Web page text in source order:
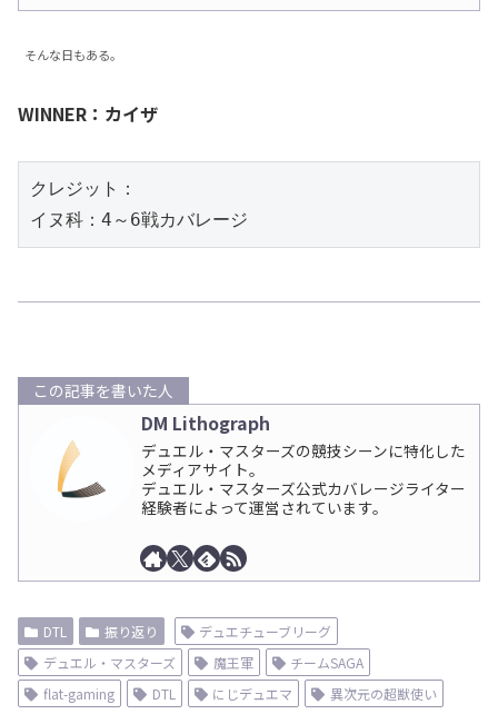
そんな日もある。
WINNER：カイザ
クレジット：
イヌ科：4～6戦カバレージ
この記事を書いた人
DM Lithograph
デュエル・マスターズの競技シーンに特化した
メディアサイト。
デュエル・マスターズ公式カバレージライター
経験者によって運営されています。
DTL 振り返り
デュエチューブリーグ
デュエル・マスターズ
魔王軍
チームSAGA
flat-gaming
DTL にじデュエマ 異次元の超獣使い